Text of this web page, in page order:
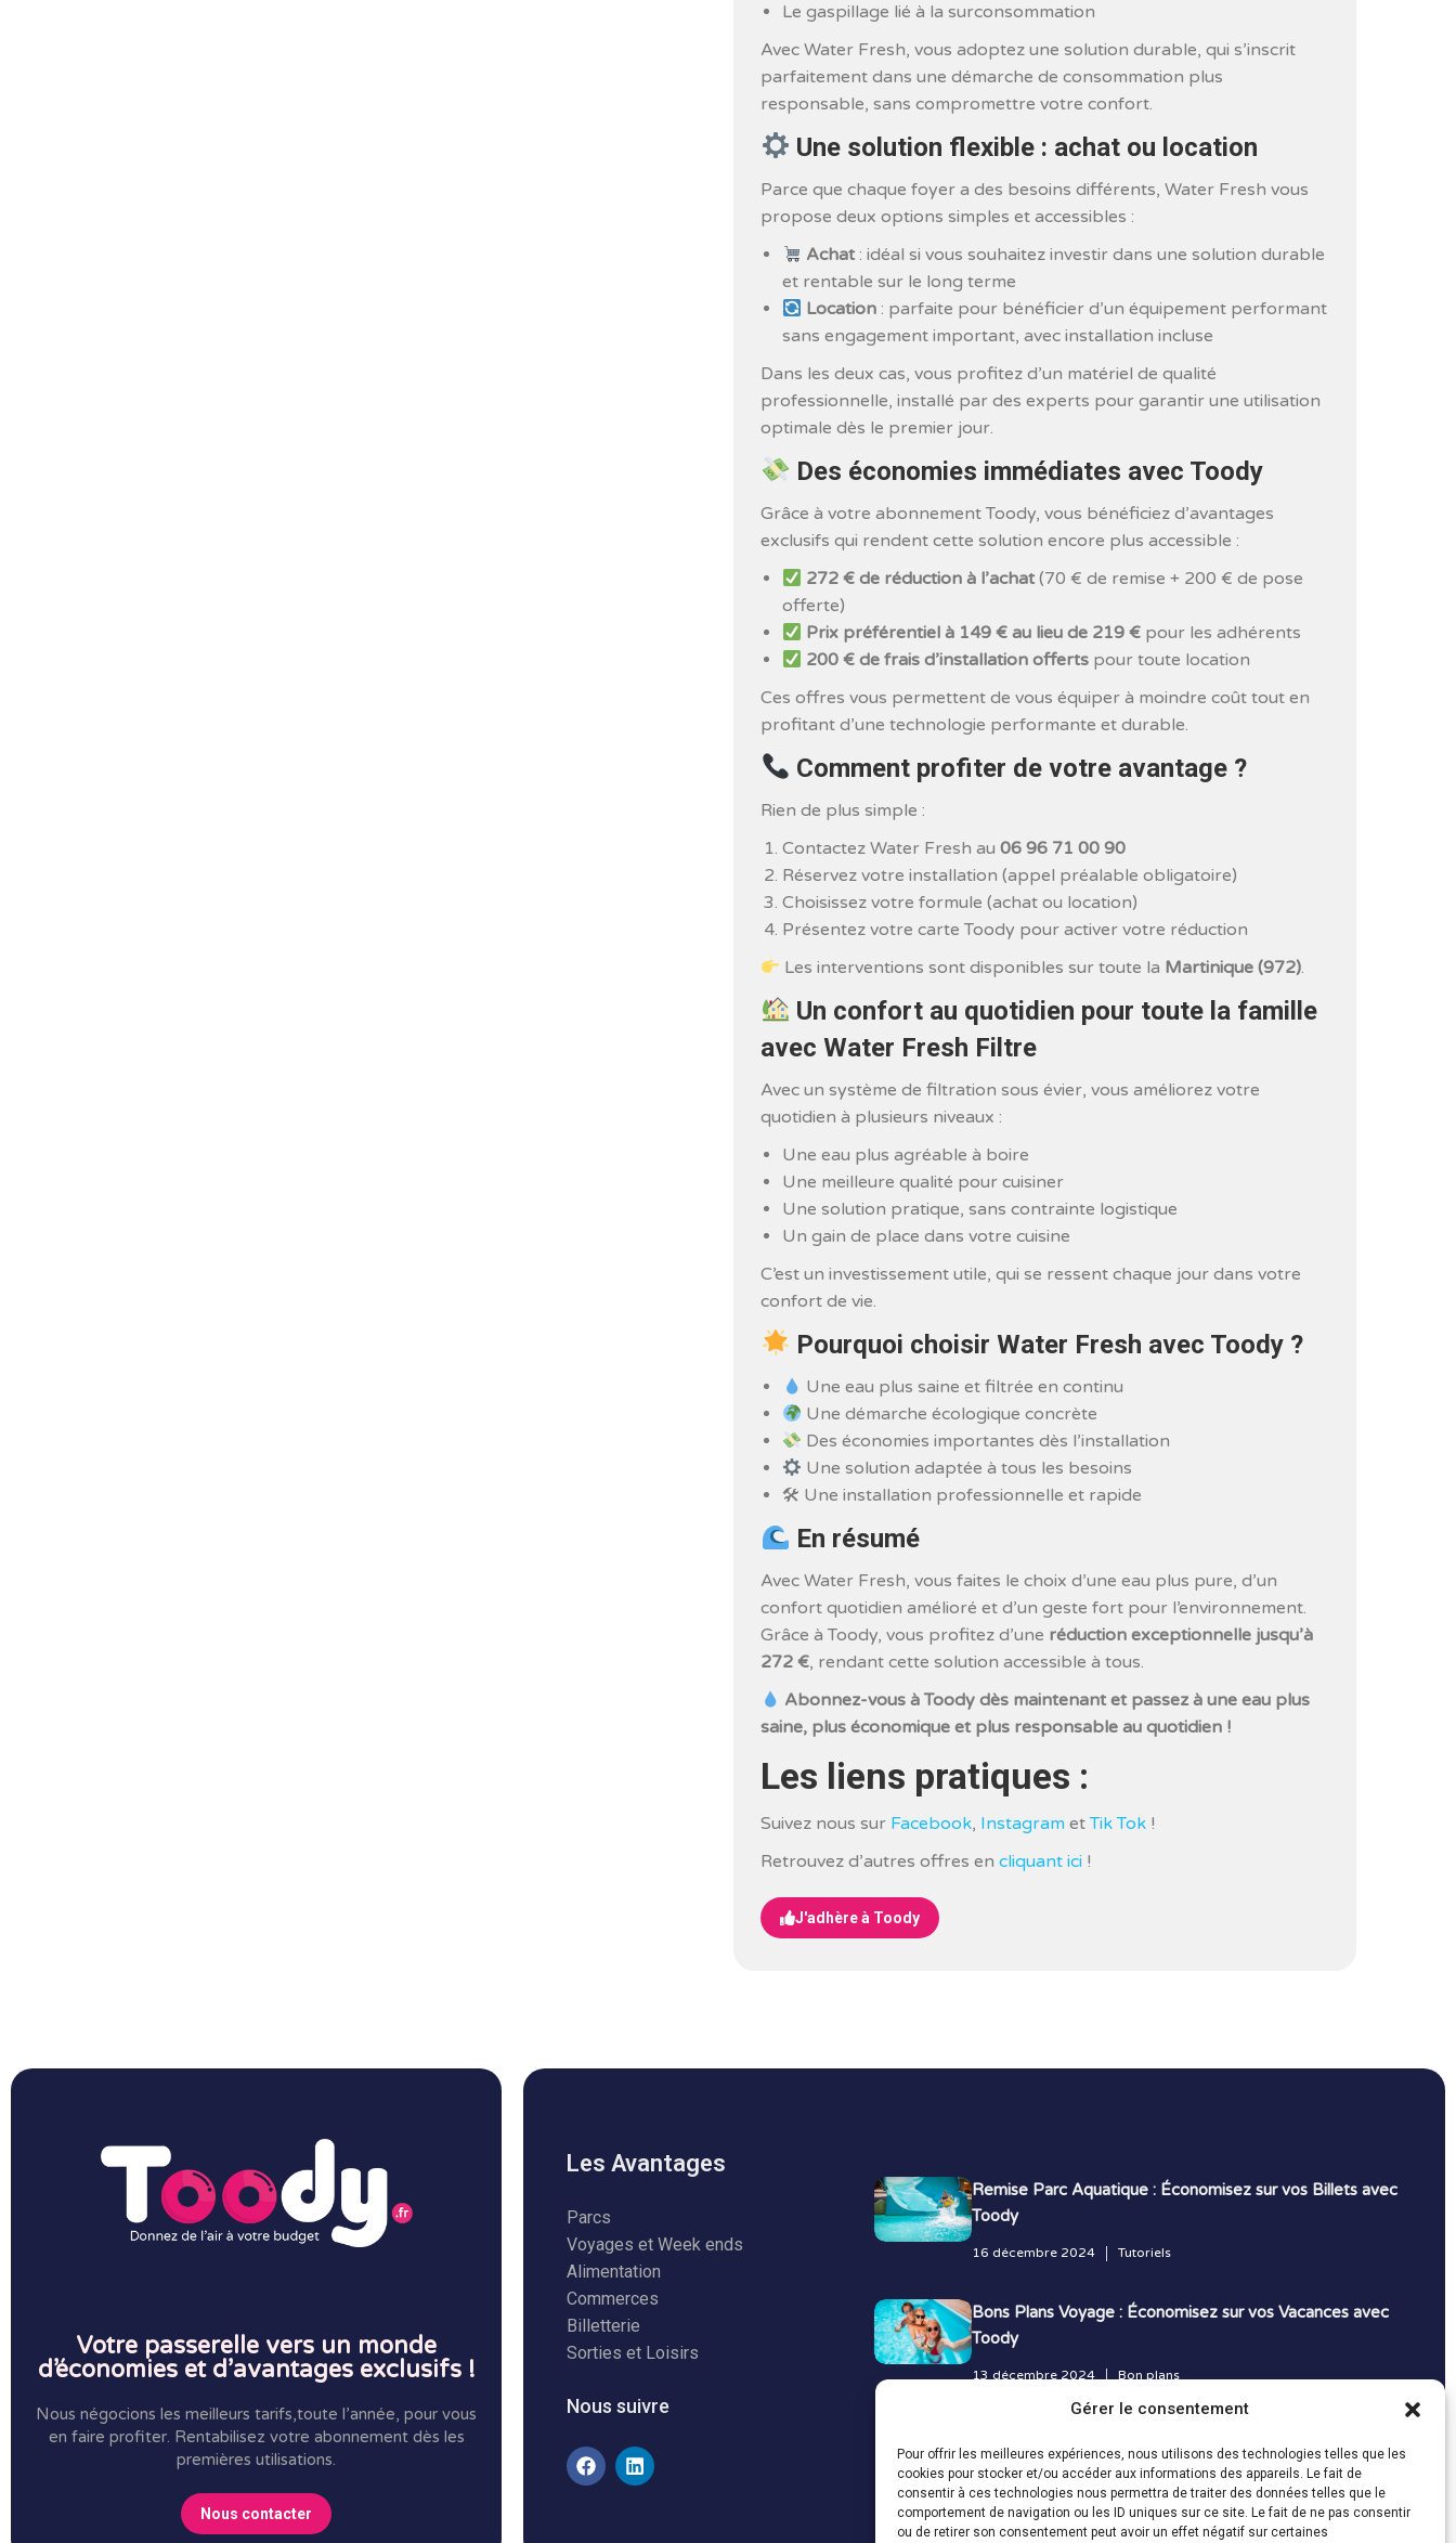
Gérer le consentement
Pour offrir les meilleures expériences, nous utilisons des technologies telles que les
cookies pour stocker et/ou accéder aux informations des appareils. Le fait de
consentir à ces technologies nous permettra de traiter des données telles que le
comportement de navigation ou les ID uniques sur ce site. Le fait de ne pas consentir
ou de retirer son consentement peut avoir un effet négatif sur certaines
Le gaspillage lié à la surconsommation
Avec Water Fresh, vous adoptez une solution durable, qui s’inscrit
parfaitement dans une démarche de consommation plus
responsable, sans compromettre votre confort.
Une solution flexible : achat ou location
Parce que chaque foyer a des besoins différents, Water Fresh vous
propose deux options simples et accessibles :
Achat: idéal si vous souhaitez investir dans une solution durable
et rentable sur le long terme
Location : parfaite pour bénéficier d’un équipement performant
sans engagement important, avec installation incluse
Dans les deux cas, vous profitez d’un matériel de qualité
professionnelle, installé par des experts pour garantir une utilisation
optimale dès le premier jour.
Des économies immédiates avec Toody
Grâce à votre abonnement Toody, vous bénéficiez d’avantages
exclusifs qui rendent cette solution encore plus accessible :
272 € de réduction à l’achat(70 € de remise + 200 € de pose
offerte)
Prix préférentiel à 149 € au lieu de 219 € pour les adhérents
200 € de frais d’installation offerts pour toute location
Ces offres vous permettent de vous équiper à moindre coût tout en
profitant d’une technologie performante et durable.
Comment profiter de votre avantage ?
Rien de plus simple :
Contactez Water Fresh au 06 96 71 00 90
Réservez votre installation (appel préalable obligatoire)
Choisissez votre formule (achat ou location)
Présentez votre carte Toody pour activer votre réduction
Les interventions sont disponibles sur toute la Martinique (972).
Un confort au quotidien pour toute la famille
avec Water Fresh Filtre
Avec un système de filtration sous évier, vous améliorez votre
quotidien à plusieurs niveaux :
Une eau plus agréable à boire
Une meilleure qualité pour cuisiner
Une solution pratique, sans contrainte logistique
Un gain de place dans votre cuisine
C’est un investissement utile, qui se ressent chaque jour dans votre
confort de vie.
Pourquoi choisir Water Fresh avec Toody ?
Une eau plus saine et filtrée en continu
Une démarche écologique concrète
Des économies importantes dès l’installation
Une solution adaptée à tous les besoins
🛠 Une installation professionnelle et rapide
En résumé
Avec Water Fresh, vous faites le choix d’une eau plus pure, d’un
confort quotidien amélioré et d’un geste fort pour l’environnement.
Grâce à Toody, vous profitez d’une réduction exceptionnelle jusqu’à
272 €, rendant cette solution accessible à tous.
Abonnez-vous à Toody dès maintenant et passez à une eau plus
saine, plus économique et plus responsable au quotidien !
Les liens pratiques :
Suivez nous surFacebook, InstagrametTik Tok!
Retrouvez d’autres offres en cliquant ici!
J'adhère à Toody
Votre passerelle vers un monde
d’économies et d’avantages exclusifs !
Nous négocions les meilleurs tarifs,toute l’année, pour vous
en faire profiter. Rentabilisez votre abonnement dès les
premières utilisations.
Nous contacter
Les Avantages
Parcs
Voyages et Week ends
Alimentation
Commerces
Billetterie
Sorties et Loisirs
Nous suivre
Remise Parc Aquatique : Économisez sur vos Billets avec
Toody
16 décembre 2024 Tutoriels
Bons Plans Voyage : Économisez sur vos Vacances avec
Toody
13 décembre 2024 Bon plans